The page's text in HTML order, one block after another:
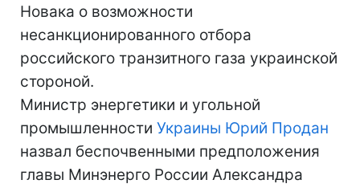
Новака о возможности
несанкционированного отбора
российского транзитного газа украинской
стороной.
Министр энергетики и угольной
промышленности Украины Юрий Продан
назвал беспочвенными предположения
главы Минэнерго России Александра